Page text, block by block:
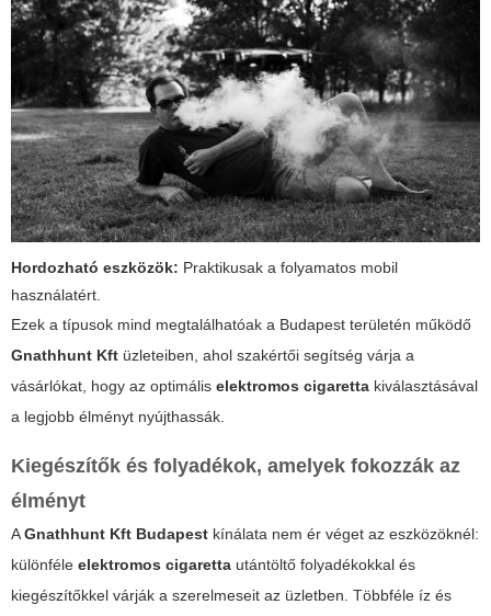
Hordozható eszközök: Praktikusak a folyamatos mobil
használatért.
Ezek a típusok mind megtalálhatóak a Budapest területén működő
Gnathhunt Kft üzleteiben, ahol szakértői segítség várja a
vásárlókat, hogy az optimális elektromos cigaretta kiválasztásával
a legjobb élményt nyújthassák.
Kiegészítők és folyadékok, amelyek fokozzák az
élményt
AGnathhunt Kft Budapest kínálata nem ér véget az eszközöknél:
különféle elektromos cigaretta utántöltő folyadékokkal és
kiegészítőkkel várják a szerelmeseit az üzletben. Többféle íz és